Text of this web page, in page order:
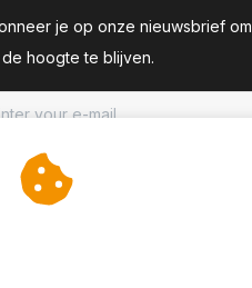
je op onze nieuwsbrief om
hoogte te blijven.
ABONNEER